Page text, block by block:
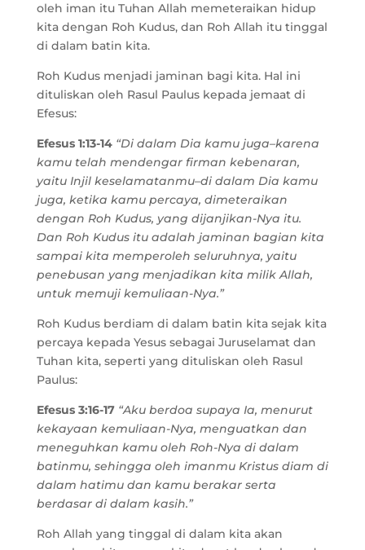
oleh iman itu Tuhan Allah memeteraikan hidup
kita dengan Roh Kudus, dan Roh Allah itu tinggal
di dalam batin kita.
Roh Kudus menjadi jaminan bagi kita. Hal ini
dituliskan oleh Rasul Paulus kepada jemaat di
Efesus:
Efesus 1:13-14 “Di dalam Dia kamu juga–karena
kamu telah mendengar firman kebenaran,
yaitu Injil keselamatanmu–di dalam Dia kamu
juga, ketika kamu percaya, dimeteraikan
dengan Roh Kudus, yang dijanjikan-Nya itu.
Dan Roh Kudus itu adalah jaminan bagian kita
sampai kita memperoleh seluruhnya, yaitu
penebusan yang menjadikan kita milik Allah,
untuk memuji kemuliaan-Nya.”
Roh Kudus berdiam di dalam batin kita sejak kita
percaya kepada Yesus sebagai Juruselamat dan
Tuhan kita, seperti yang dituliskan oleh Rasul
Paulus:
Efesus 3:16-17 “Aku berdoa supaya Ia, menurut
kekayaan kemuliaan-Nya, menguatkan dan
meneguhkan kamu oleh Roh-Nya di dalam
batinmu, sehingga oleh imanmu Kristus diam di
dalam hatimu dan kamu berakar serta
berdasar di dalam kasih.”
Roh Allah yang tinggal di dalam kita akan